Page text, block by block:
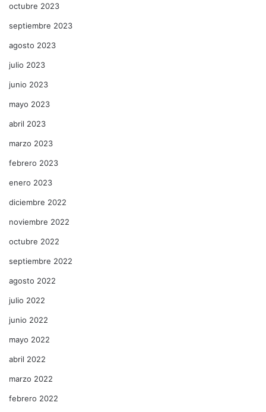
octubre 2023
septiembre 2023
agosto 2023
julio 2023
junio 2023
mayo 2023
abril 2023
marzo 2023
febrero 2023
enero 2023
diciembre 2022
noviembre 2022
octubre 2022
septiembre 2022
agosto 2022
julio 2022
junio 2022
mayo 2022
abril 2022
marzo 2022
febrero 2022